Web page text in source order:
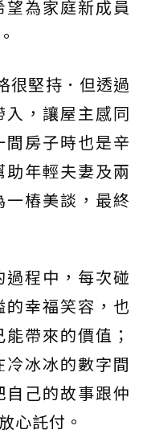
為家庭新成員
很堅持．但透過
，讓屋主感同
房子時也是辛
年輕夫妻及兩
樁美談，最終
程中，每次碰
幸福笑容，也
帶來的價值；
冰冰的數字間
己的故事跟仲
心託付。